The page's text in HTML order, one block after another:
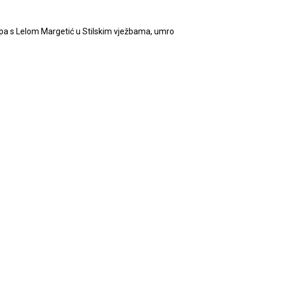
s Lelom Margetić u Stilskim vježbama, umro